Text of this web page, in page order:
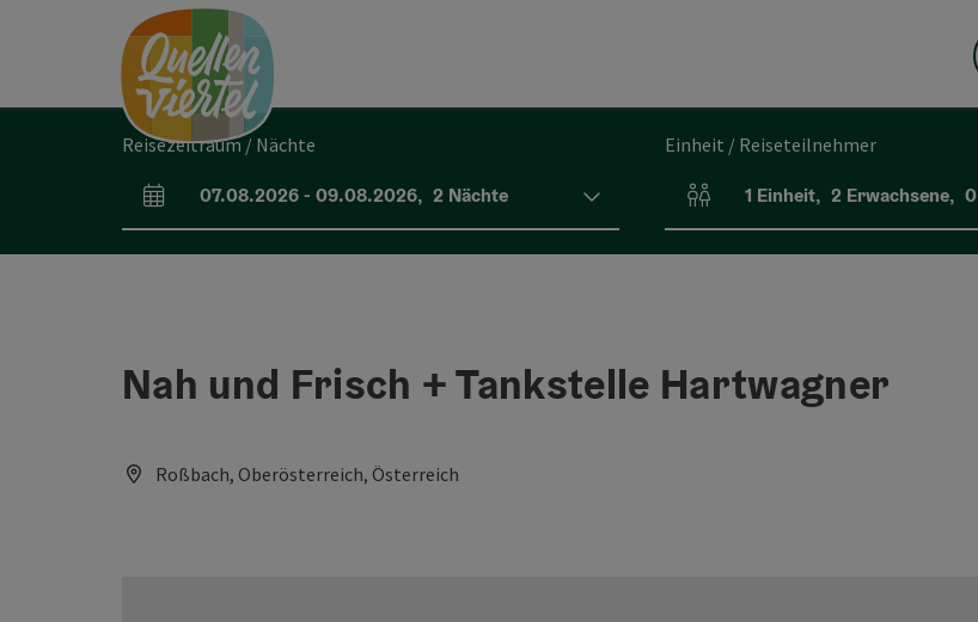
Zum InhaltAccesskey
[0]
Zur NavigationAccesskey
Zum Seitenanfang Accesskey
Reisezeitraum / Nächte
An- und Abreisefelder
07.08.2026- 09.08.2026, 2 Nächte
Einheit / Reiseteilnehmer
Einheitenanzahl und Personenfelder
1 Einheit, 2 Erwachsene, 0
Nah und Frisch + Tankstelle Hartwagner
Roßbach, Oberösterreich, Österreich